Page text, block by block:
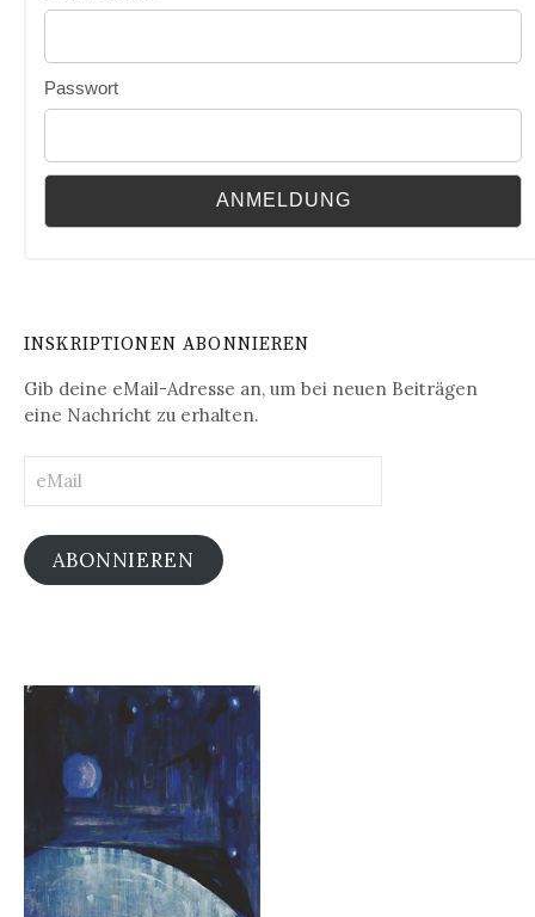
Passwort
INSKRIPTIONEN ABONNIEREN
Gib deine eMail-Adresse an, um bei neuen Beiträgen
eine Nachricht zu erhalten.
ABONNIEREN